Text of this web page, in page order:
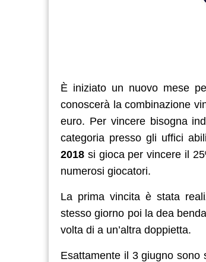
È iniziato un nuovo mese
conoscerà la combinazione
euro. Per vincere bisogna
categoria presso gli uffici
2018 si gioca per vincere il
numerosi giocatori.
La prima vincita è stata
stesso giorno poi la dea
volta di a un’altra doppietta.
Esattamente il 3 giugno sono